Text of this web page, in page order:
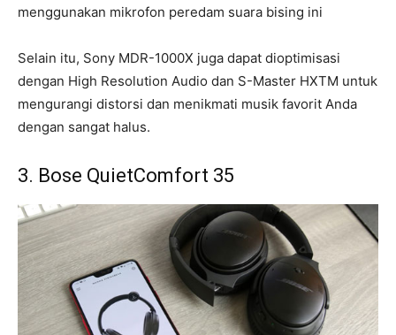
menggunakan mikrofon peredam suara bising ini
Selain itu, Sony MDR-1000X juga dapat dioptimisasi
dengan High Resolution Audio dan S-Master HXTM untuk
mengurangi distorsi dan menikmati musik favorit Anda
dengan sangat halus.
3. Bose QuietComfort 35